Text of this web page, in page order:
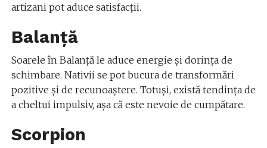
artizani pot aduce satisfacții.
Balanță
Soarele în Balanță le aduce energie și dorința de
schimbare. Nativii se pot bucura de transformări
pozitive și de recunoaștere. Totuși, există tendința de
a cheltui impulsiv, așa că este nevoie de cumpătare.
Scorpion